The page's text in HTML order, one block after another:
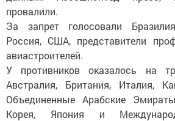
провалили.
За запрет голосовали
Россия, США, представители
авиастроителей.
У противников оказалось на
Австралия, Британия, Италия,
Объединенные Арабские
Корея, Япония и